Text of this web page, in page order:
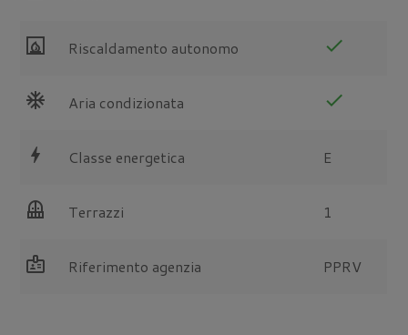
fireplace Riscaldamento autonomo check
ac_unit Aria condizionata check
bolt Classe energetica E
balcony Terrazzi 1
badge Riferimento agenzia PPRV